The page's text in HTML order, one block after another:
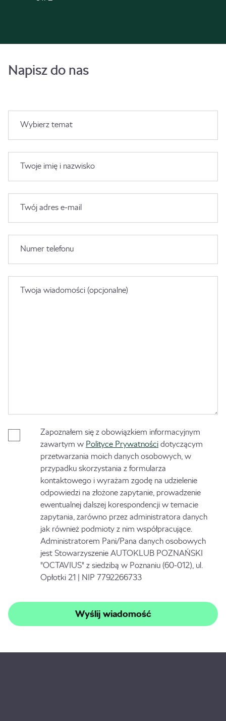
Napisz do nas
Wybierz temat
Twoje imię i nazwisko
Twój adres e-mail
Numer telefonu
Twoja wiadomości (opcjonalne)
Zapoznałem się z obowiązkiem informacyjnym
zawartym w Polityce Prywatności dotyczącym
przetwarzania moich danych osobowych, w
przypadku skorzystania z formularza
kontaktowego i wyrażam zgodę na udzielenie
odpowiedzi na złożone zapytanie, prowadzenie
ewentualnej dalszej korespondencji w temacie
zapytania, zarówno przez administratora danych
jak również podmioty z nim współpracujące.
Administratorem Pani/Pana danych osobowych
jest Stowarzyszenie AUTOKLUB POZNAŃSKI
"OCTAVIUS" z siedzibą w Poznaniu (60-012), ul.
Opłotki 21 | NIP 7792266733